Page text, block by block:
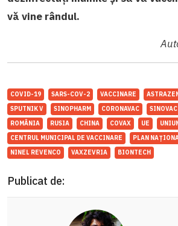
vă vine rândul.
COVID-19 SARS-COV-2 VACCINARE
SPUTNIK V
SINOPHARM CORONAVAC SINOVAC
ROMÂNIA
RUSIA CHINA COVAX UE
CENTRUL MUNICIPAL DE VACCINARE
PLAN
NINEL REVENCO
VAXZEVRIA BIONTECH
Publicat de: